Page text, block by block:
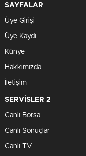
SAYFALAR
Üye Girişi
Üye Kaydı
Künye
Hakkımızda
İletişim
SERVİSLER 2
Canlı Borsa
Canlı Sonuçlar
Canlı TV